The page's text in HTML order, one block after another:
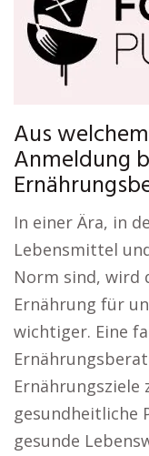
Aus
Anmeldung
In einer Ära, in
Lebensmittel
Norm sind, wird
Ernährung für
wichtiger. Eine
Ernährungsziele
gesundheitliche
gesunde